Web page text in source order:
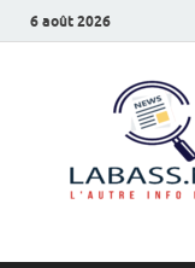
6 août 2026